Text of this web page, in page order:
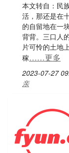
本文转自：民
活，那还是在
的自留地在一
背背。三口人
片可怜的土地
稼……更多
2023-07-27
亲